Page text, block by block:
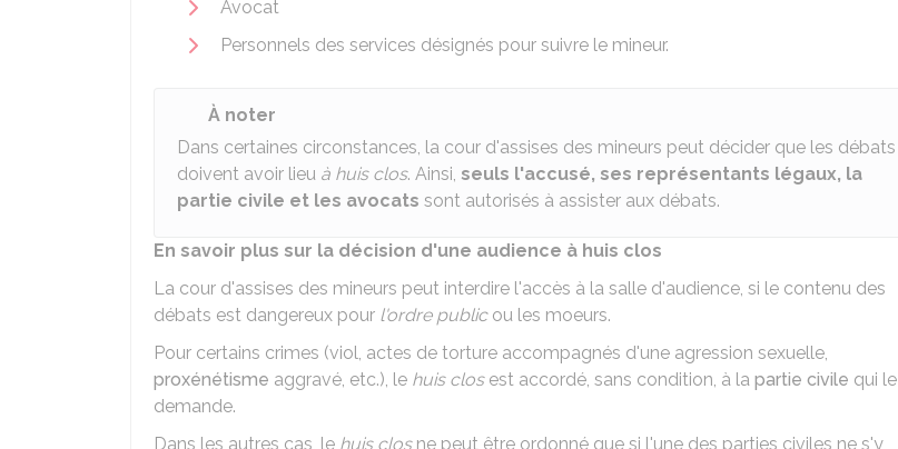
Avocat
Personnels des services désignés pour suivre le mineur.
À noter
Dans certaines circonstances, la cour d'assises des mineurs peut décider que les débats
doivent avoir lieu à huis clos. Ainsi, seuls l'accusé, ses représentants légaux, la
partie civile et les avocats sont autorisés à assister aux débats.
En savoir plus sur la décision d'une audience à huis clos
La cour d'assises des mineurs peut interdire l'accès à la salle d'audience, si le contenu des
débats est dangereux pour l'ordre publicou les moeurs.
Pour certains crimes (viol, actes de torture accompagnés d'une agression sexuelle,
proxénétisme aggravé, etc.), le huis clos est accordé, sans condition, à la partie civile qui le
demande.
Dans les autres cas, le huis closne peut être ordonné que si l'une des parties civiles ne s'y